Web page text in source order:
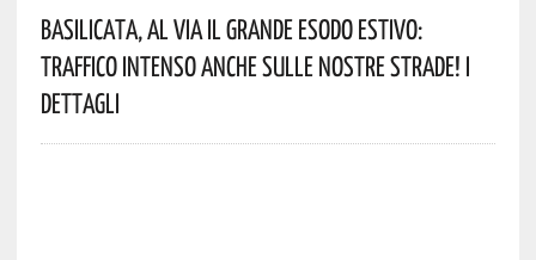
Basilicata, Al Via Il Grande Esodo Estivo:
Traffico Intenso Anche Sulle Nostre Strade! I
Dettagli